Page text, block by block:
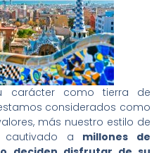
carácter como tierra de
considerados como
más nuestro estilo de
cautivado a millones de